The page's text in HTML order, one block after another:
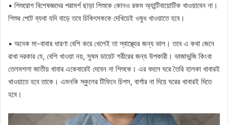
• শিশুরোগ বিশেষজ্ঞদের পরামর্শ ছাড়া শিশুকে কোনও রকম অ্যান্টিবায়োটিক খাওয়াবেন না।
শিশুর পেটে ব্যথা যদি বাড়ে তবে চিকিৎসককে দেখিয়েই ওষুধ খাওয়াতে হবে।
• অনেক মা-বাবার ধারণা বেশি করে খেলেই তা স্বাস্থ্যের জন্য ভাল। তবে এ কথা জেনে
রাখা দরকার যে, বেশি খাওয়া নয়, সুষম ডায়েট শরীরের জন্য উপকারী। ভাজাভুজি কিংবা
তেলমশলা জাতীয় খাবার একেবারেই দেবেন না শিশুকে। এর বদলে ঘরে তৈরি হালকা খাবারই
খাওয়াতে হবে তাকে। এমনকি স্কুলের টিফিনে চিপস, বার্গার না দিয়ে ঘরের খাবারই দিতে
হবে।